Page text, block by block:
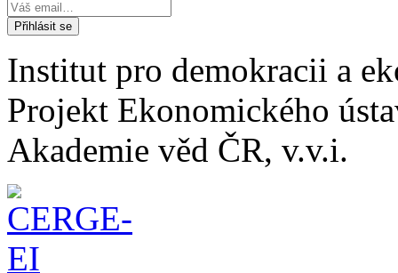
Institut pro demokracii a
Projekt Ekonomického
Akademie věd ČR, v.v.i.